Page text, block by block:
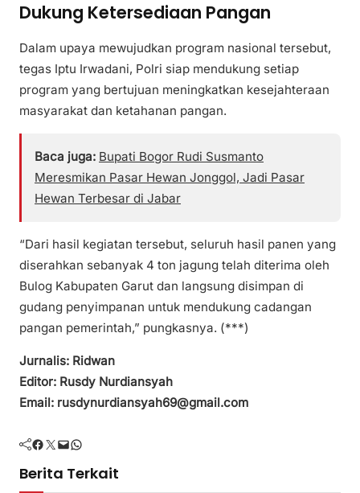
Dukung Ketersediaan Pangan
Dalam upaya mewujudkan program nasional tersebut,
tegas Iptu Irwadani, Polri siap mendukung setiap
program yang bertujuan meningkatkan kesejahteraan
masyarakat dan ketahanan pangan.
Baca juga: Bupati Bogor Rudi Susmanto
Meresmikan Pasar Hewan Jonggol, Jadi Pasar
Hewan Terbesar di Jabar
“Dari hasil kegiatan tersebut, seluruh hasil panen yang
diserahkan sebanyak 4 ton jagung telah diterima oleh
Bulog Kabupaten Garut dan langsung disimpan di
gudang penyimpanan untuk mendukung cadangan
pangan pemerintah,” pungkasnya. (***)
Jurnalis: Ridwan
Editor: Rusdy Nurdiansyah
Email: rusdynurdiansyah69@gmail.com
Facebook Twitter Mail WhatsApp
Berita Terkait